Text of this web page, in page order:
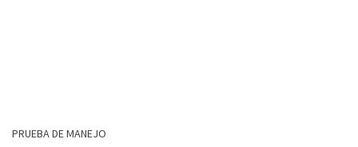
PRUEBA DE MANEJO